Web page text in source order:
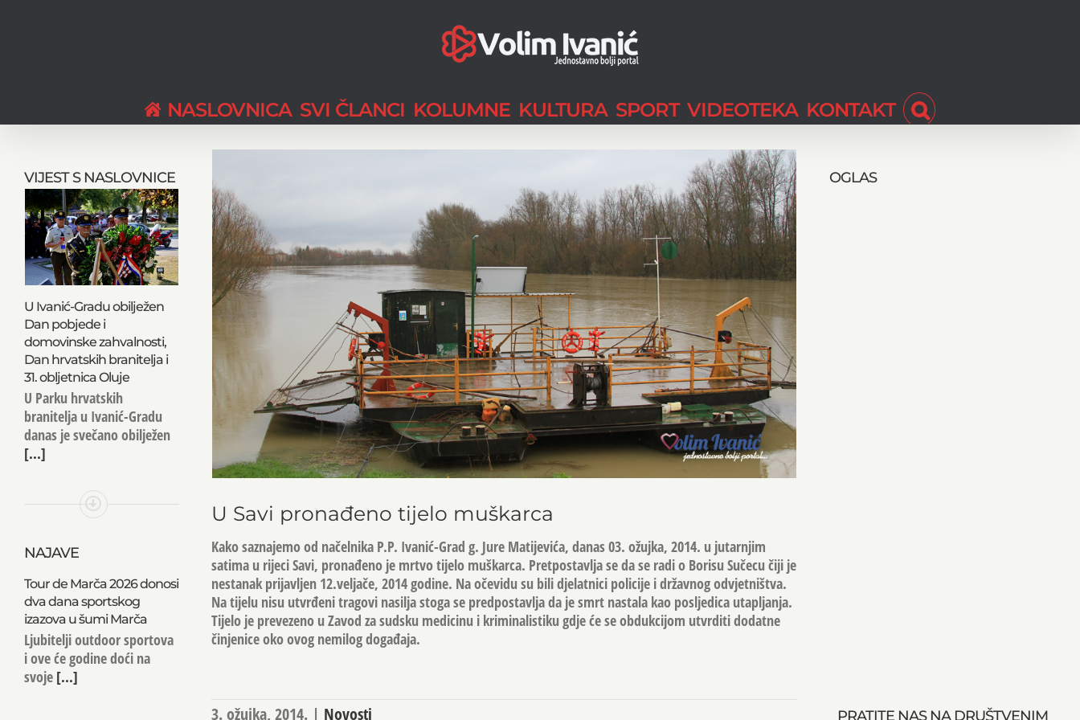
NASLOVNICA SVI ČLANCI KOLUMNE KULTURA SPORT VIDEOTEKA KONTAKT
Image
U Savi pronađeno tijelo muškarca
Kako saznajemo od načelnika P.P. Ivanić-Grad g. Jure Matijevića, danas 03. ožujka, 2014. u jutarnjim
satima u rijeci Savi, pronađeno je mrtvo tijelo muškarca. Pretpostavlja se da se radi o Borisu Sučecu čiji je
nestanak prijavljen 12.veljače, 2014 godine. Na očevidu su bili djelatnici policije i državnog odvjetništva.
Na tijelu nisu utvrđeni tragovi nasilja stoga se predpostavlja da je smrt nastala kao posljedica utapljanja.
Tijelo je prevezeno u Zavod za sudsku medicinu i kriminalistiku gdje će se obdukcijom utvrditi dodatne
činjenice oko ovog nemilog događaja.
3. ožujka, 2014. | Novosti
VIJEST S NASLOVNICE
U Ivanić-Gradu obilježen
Dan pobjede i
domovinske zahvalnosti,
Dan hrvatskih branitelja i
31. obljetnica Oluje
U Parku hrvatskih
branitelja u Ivanić-Gradu
danas je svečano obilježen
[...]
NAJAVE
Tour de Marča 2026 donosi
dva dana sportskog
izazova u šumi Marča
Ljubitelji outdoor sportova
i ove će godine doći na
svoje[...]
OGLAS
PRATITE NAS NA DRUŠTVENIM